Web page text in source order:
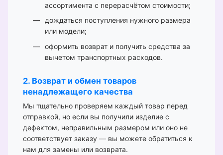
ассортимента с перерасчётом стоимости;
дождаться поступления нужного размера
или модели;
оформить возврат и получить средства за
вычетом транспортных расходов.
2. Возврат и обмен товаров
ненадлежащего качества
Мы тщательно проверяем каждый товар перед
отправкой, но если вы получили изделие с
дефектом, неправильным размером или оно не
соответствует заказу — вы можете обратиться к
нам для замены или возврата.